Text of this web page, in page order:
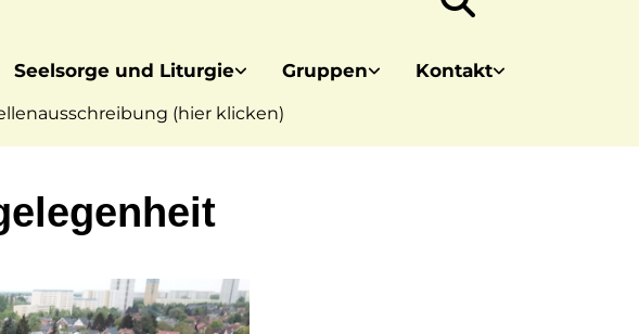
Seelsorge und Liturgie Gruppen Kontakt
(hier klicken)